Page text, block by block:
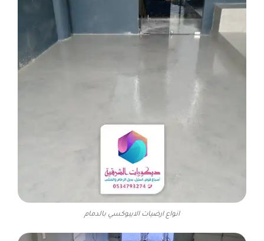
انواع ارضيات الايبوكسي بالدمام